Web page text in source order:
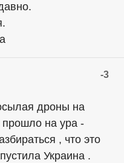
-3
дроны на
на ура -
, что это
Украина .